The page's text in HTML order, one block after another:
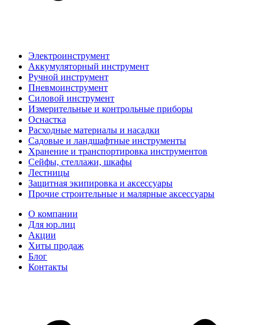
Электроинструмент
Аккумуляторный инструмент
Ручной инструмент
Пневмоинструмент
Силовой инструмент
Измерительные и контрольные приборы
Оснастка
Расходные материалы и насадки
Садовые и ландшафтные инструменты
Хранение и транспортировка инструментов
Сейфы, стеллажи, шкафы
Лестницы
Защитная экипировка и аксессуары
Прочие строительные и малярные аксессуары
О компании
Для юр.лиц
Акции
Хиты продаж
Блог
Контакты